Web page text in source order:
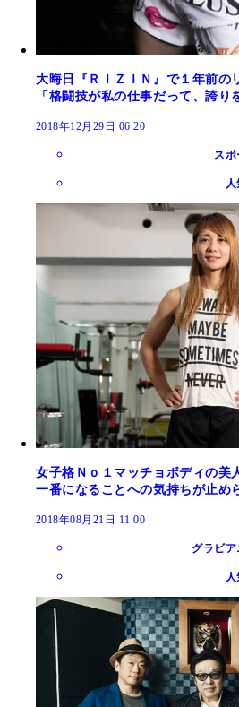
大晦日『ＲＩＺＩＮ』で１年前の
「格闘技が私の仕事だって、誇り
2018年12月29日 06:20
スポ
人
女子格Ｎｏ１マッチョボディの美
一番になることへの気持ちが止め
2018年08月21日 11:00
グラビア